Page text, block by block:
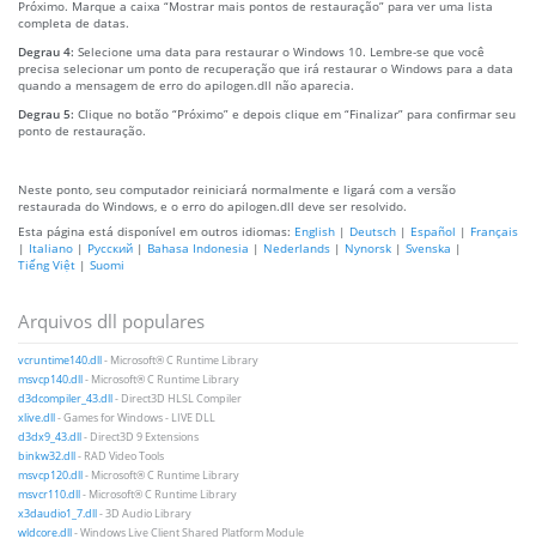
Próximo. Marque a caixa “Mostrar mais pontos de restauração” para ver uma lista
completa de datas.
Degrau 4: Selecione uma data para restaurar o Windows 10. Lembre-se que você
precisa selecionar um ponto de recuperação que irá restaurar o Windows para a data
quando a mensagem de erro do apilogen.dll não aparecia.
Degrau 5: Clique no botão “Próximo” e depois clique em “Finalizar” para confirmar seu
ponto de restauração.
Neste ponto, seu computador reiniciará normalmente e ligará com a versão
restaurada do Windows, e o erro do apilogen.dll deve ser resolvido.
Esta página está disponível em outros idiomas: English | Deutsch | Español | Français
| Italiano | Русский | Bahasa Indonesia | Nederlands | Nynorsk | Svenska |
Tiếng Việt | Suomi
Arquivos dll populares
vcruntime140.dll- Microsoft® C Runtime Library
msvcp140.dll- Microsoft® C Runtime Library
d3dcompiler_43.dll- Direct3D HLSL Compiler
xlive.dll- Games for Windows - LIVE DLL
d3dx9_43.dll- Direct3D 9 Extensions
binkw32.dll- RAD Video Tools
msvcp120.dll- Microsoft® C Runtime Library
msvcr110.dll- Microsoft® C Runtime Library
x3daudio1_7.dll- 3D Audio Library
wldcore.dll- Windows Live Client Shared Platform Module